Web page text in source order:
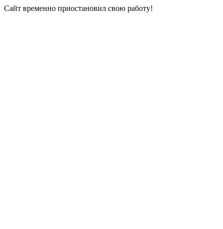
Сайт временно приостановил свою работу!